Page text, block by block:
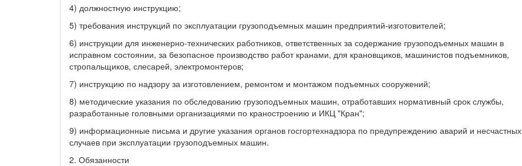
4) должностную инструкцию;
5) требования инструкций по эксплуатации грузоподъемных машин предприятий-изготовителей;
6) инструкции для инженерно-технических работников, ответственных за содержание грузоподъемных машин в
исправном состоянии, за безопасное производство работ кранами, для крановщиков, машинистов подъемников,
стропальщиков, слесарей, электромонтеров;
7) инструкцию по надзору за изготовлением, ремонтом и монтажом подъемных сооружений;
8) методические указания по обследованию грузоподъемных машин, отработавших нормативный срок службы,
разработанные головными организациями по краностроению и ИКЦ "Кран";
9) информационные письма и другие указания органов госгортехнадзора по предупреждению аварий и несчастных
случаев при эксплуатации грузоподъемных машин.
2. Обязанности